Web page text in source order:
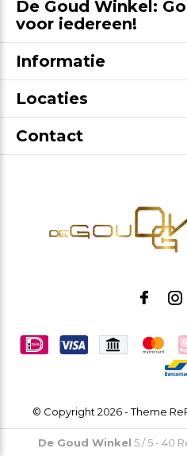
De Goud Winkel:
voor iedereen!
Informatie
Locaties
Contact
© Copyright 2026- Theme
De Goud Winkel 5/5- 40